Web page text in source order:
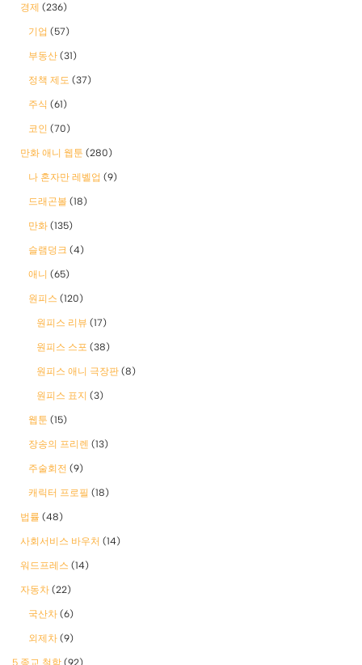
경제 (236)
기업 (57)
부동산 (31)
정책 제도 (37)
주식 (61)
코인 (70)
만화 애니 웹툰 (280)
나 혼자만 레벨업 (9)
드래곤볼 (18)
만화 (135)
슬램덩크 (4)
애니 (65)
원피스 (120)
원피스 리뷰 (17)
원피스 스포 (38)
원피스 애니 극장판 (8)
원피스 표지 (3)
웹툰 (15)
장송의 프리렌 (13)
주술회전 (9)
캐릭터 프로필 (18)
법률 (48)
사회서비스 바우처 (14)
워드프레스 (14)
자동차 (22)
국산차 (6)
외제차 (9)
5 종교 철학 (92)